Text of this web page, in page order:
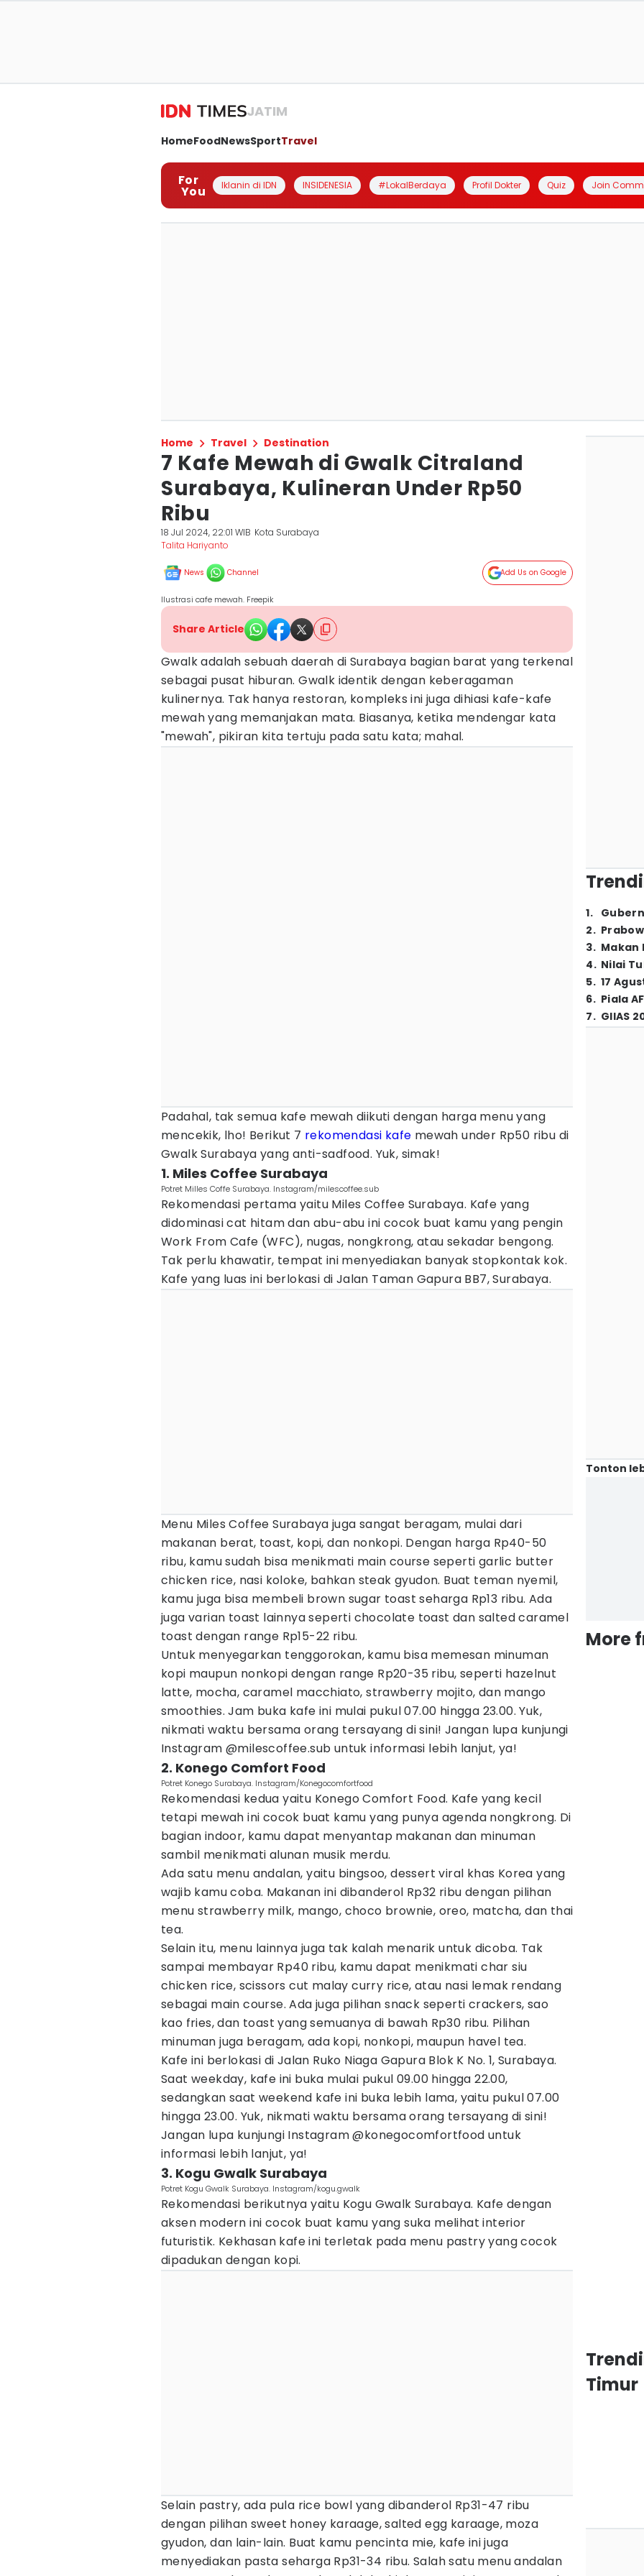
JATIM
HomeFoodNewsSportTravel
For
You Iklanin di IDN INSIDENESIA #LokalBerdaya Profil Dokter Quiz Join
Home Travel Destination
7 Kafe Mewah di Gwalk Citraland
Surabaya, Kulineran Under Rp50
Ribu
18 Jul 2024, 22:01 WIB Kota Surabaya
Talita Hariyanto
News Channel Add Us on Google
Ilustrasi cafe mewah. Freepik
Share Article
Gwalk adalah sebuah daerah di Surabaya bagian barat yang terkenal
sebagai pusat hiburan. Gwalk identik dengan keberagaman
kulinernya. Tak hanya restoran, kompleks ini juga dihiasi kafe-kafe
mewah yang memanjakan mata. Biasanya, ketika mendengar kata
"mewah", pikiran kita tertuju pada satu kata; mahal.
Padahal, tak semua kafe mewah diikuti dengan harga menu yang
mencekik, lho! Berikut 7 rekomendasi kafe mewah under Rp50 ribu di
Gwalk Surabaya yang anti-sadfood. Yuk, simak!
1. Miles Coffee Surabaya
Potret Milles Coffe Surabaya. Instagram/milescoffee.sub
Rekomendasi pertama yaitu Miles Coffee Surabaya. Kafe yang
didominasi cat hitam dan abu-abu ini cocok buat kamu yang pengin
Work From Cafe (WFC), nugas, nongkrong, atau sekadar bengong.
Tak perlu khawatir, tempat ini menyediakan banyak stopkontak kok.
Kafe yang luas ini berlokasi di Jalan Taman Gapura BB7, Surabaya.
Menu Miles Coffee Surabaya juga sangat beragam, mulai dari
makanan berat, toast, kopi, dan nonkopi. Dengan harga Rp40-50
ribu, kamu sudah bisa menikmati main course seperti garlic butter
chicken rice, nasi koloke, bahkan steak gyudon. Buat teman nyemil,
kamu juga bisa membeli brown sugar toast seharga Rp13 ribu. Ada
juga varian toast lainnya seperti chocolate toast dan salted caramel
toast dengan range Rp15-22 ribu.
Untuk menyegarkan tenggorokan, kamu bisa memesan minuman
kopi maupun nonkopi dengan range Rp20-35 ribu, seperti hazelnut
latte, mocha, caramel macchiato, strawberry mojito, dan mango
smoothies. Jam buka kafe ini mulai pukul 07.00 hingga 23.00. Yuk,
nikmati waktu bersama orang tersayang di sini! Jangan lupa kunjungi
Instagram @milescoffee.sub untuk informasi lebih lanjut, ya!
2. Konego Comfort Food
Potret Konego Surabaya. Instagram/Konegocomfortfood
Rekomendasi kedua yaitu Konego Comfort Food. Kafe yang kecil
tetapi mewah ini cocok buat kamu yang punya agenda nongkrong. Di
bagian indoor, kamu dapat menyantap makanan dan minuman
sambil menikmati alunan musik merdu.
Ada satu menu andalan, yaitu bingsoo, dessert viral khas Korea yang
wajib kamu coba. Makanan ini dibanderol Rp32 ribu dengan pilihan
menu strawberry milk, mango, choco brownie, oreo, matcha, dan thai
tea.
Selain itu, menu lainnya juga tak kalah menarik untuk dicoba. Tak
sampai membayar Rp40 ribu, kamu dapat menikmati char siu
chicken rice, scissors cut malay curry rice, atau nasi lemak rendang
sebagai main course. Ada juga pilihan snack seperti crackers, sao
kao fries, dan toast yang semuanya di bawah Rp30 ribu. Pilihan
minuman juga beragam, ada kopi, nonkopi, maupun havel tea.
Kafe ini berlokasi di Jalan Ruko Niaga Gapura Blok K No. 1, Surabaya.
Saat weekday, kafe ini buka mulai pukul 09.00 hingga 22.00,
sedangkan saat weekend kafe ini buka lebih lama, yaitu pukul 07.00
hingga 23.00. Yuk, nikmati waktu bersama orang tersayang di sini!
Jangan lupa kunjungi Instagram @konegocomfortfood untuk
informasi lebih lanjut, ya!
3. Kogu Gwalk Surabaya
Potret Kogu Gwalk Surabaya. Instagram/kogu.gwalk
Rekomendasi berikutnya yaitu Kogu Gwalk Surabaya. Kafe dengan
aksen modern ini cocok buat kamu yang suka melihat interior
futuristik. Kekhasan kafe ini terletak pada menu pastry yang cocok
dipadukan dengan kopi.
Selain pastry, ada pula rice bowl yang dibanderol Rp31-47 ribu
dengan pilihan sweet honey karaage, salted egg karaage, moza
gyudon, dan lain-lain. Buat kamu pencinta mie, kafe ini juga
menyediakan pasta seharga Rp31-34 ribu. Salah satu menu andalan
1.
2.
3. Makan
4. Nilai
5. 17
6. Piala
7. GIIAS
Tonton
More
Timur